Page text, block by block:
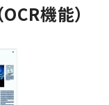
機能）